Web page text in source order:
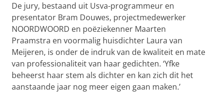
De jury, bestaand uit Usva-programmeur en
presentator Bram Douwes, projectmedewerker
NOORDWOORD en poëziekenner Maarten
Praamstra en voormalig huisdichter Laura van
Meijeren, is onder de indruk van de kwaliteit en mate
van professionaliteit van haar gedichten. ‘Yfke
beheerst haar stem als dichter en kan zich dit het
aanstaande jaar nog meer eigen gaan maken.’